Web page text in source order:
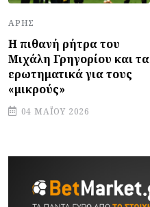
ΆΡΗΣ
Η πιθανή ρήτρα του
Μιχάλη Γρηγορίου και τα
ερωτηματικά για τους
«μικρούς»
04 ΜΑΪ́ΟΥ 2026